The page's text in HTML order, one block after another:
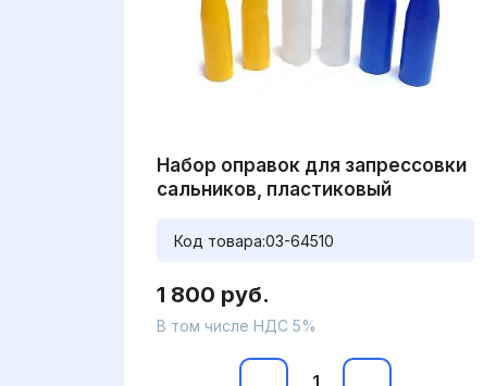
Набор оправок для запрессовки
сальников, пластиковый
Код товара:03-64510
1 800 руб.
В том числе НДС 5%